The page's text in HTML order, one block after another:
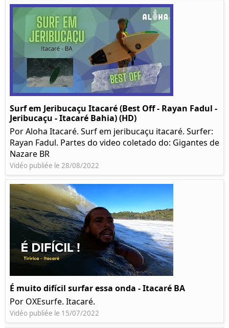
Surf em Jeribucaçu Itacaré (Best Off - Rayan Fadul -
Jeribucaçu - Itacaré Bahia) (HD)
Por Aloha Itacaré. Surf em jeribucaçu itacaré. Surfer:
Rayan Fadul. Partes do video coletado do: Gigantes de
Nazare BR
Vidéo publiée le 28/08/2022
É muito difícil surfar essa onda - Itacaré BA
Por OXEsurfe. Itacaré.
Vidéo publiée le 15/07/2022